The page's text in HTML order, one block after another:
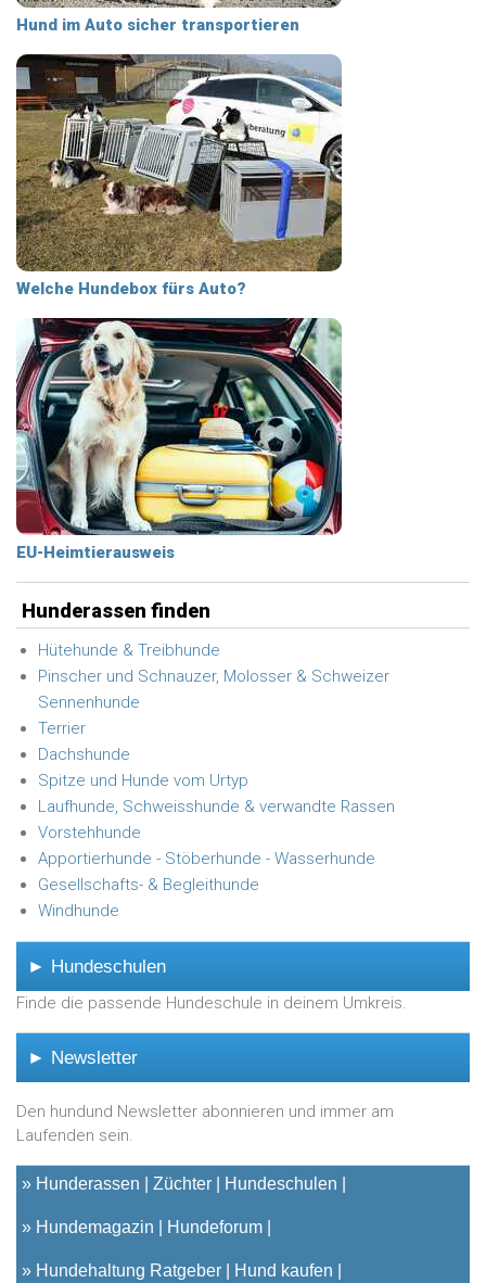
Hund im Auto sicher transportieren
Welche Hundebox fürs Auto?
EU-Heimtierausweis
Hunderassen finden
Hütehunde & Treibhunde
Pinscher und Schnauzer, Molosser & Schweizer
Sennenhunde
Terrier
Dachshunde
Spitze und Hunde vom Urtyp
Laufhunde, Schweisshunde & verwandte Rassen
Vorstehhunde
Apportierhunde - Stöberhunde - Wasserhunde
Gesellschafts- & Begleithunde
Windhunde
► Hundeschulen
Finde die passende Hundeschule in deinem Umkreis.
► Newsletter
Den hundund Newsletter abonnieren und immer am
Laufenden sein.
» Hunderassen Züchter Hundeschulen
» Hundemagazin Hundeforum
» Hundehaltung Ratgeber Hund kaufen